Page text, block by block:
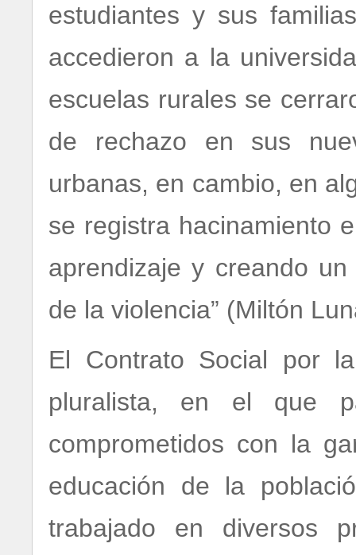
estudiantes y sus
accedieron a la
escuelas rurales se
de rechazo en sus
urbanas, en cambio, en
se registra hacinamiento
aprendizaje y creando
de la violencia” (Miltón
El Contrato Social por
pluralista, en el que
comprometidos con la
educación de la
trabajado en diversos